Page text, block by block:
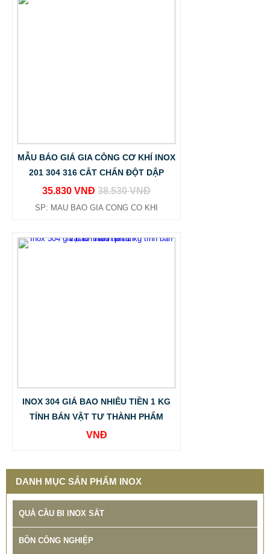
MẪU BÁO GIÁ GIA CÔNG CƠ KHÍ INOX
201 304 316 CẮT CHẤN ĐỘT DẬP
35.830 VNĐ 38.530 VNĐ
SP: MAU BAO GIA CONG CO KHI
INOX 304 GIÁ BAO NHIÊU TIỀN 1 KG
TÍNH BÁN VẬT TƯ THÀNH PHẨM
VNĐ
DANH MỤC SẢN PHẨM INOX
QUẢ CẦU BI INOX SẮT
BỒN CÔNG NGHIỆP
BẢNG GIÁ GIA CÔNG INOX HCM BÌNH DƯƠNG ĐỒNG
NAI VŨNG TÀU
65.800 VNĐ 68.500 VNĐ
SP: BANG GIA GIA CONG INOX TINTA